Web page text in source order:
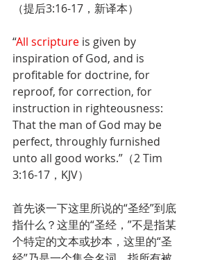
（提后3:16-17，新译本）
“All scripture is given by
inspiration of God, and is
profitable for doctrine, for
reproof, for correction, for
instruction in righteousness:
That the man of God may be
perfect, throughly furnished
unto all good works.”（2 Tim
3:16-17，KJV）
首先谈一下这里所说的“圣经”到底
指什么？这里的“圣经，”不是指某
个特定的文本或抄本，这里的“圣